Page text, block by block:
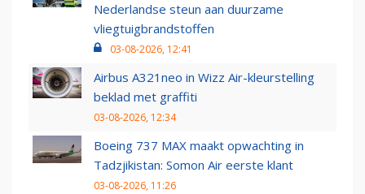
Nederlandse steun aan duurzame
vliegtuigbrandstoffen
03-08-2026, 12:41
Airbus A321neo in Wizz Air-kleurstelling
beklad met graffiti
03-08-2026, 12:34
Boeing 737 MAX maakt opwachting in
Tadzjikistan: Somon Air eerste klant
03-08-2026, 11:26